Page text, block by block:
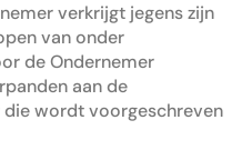
verkrijgt jegens zijn
van onder
de Ondernemer
aan de
wordt voorgeschreven